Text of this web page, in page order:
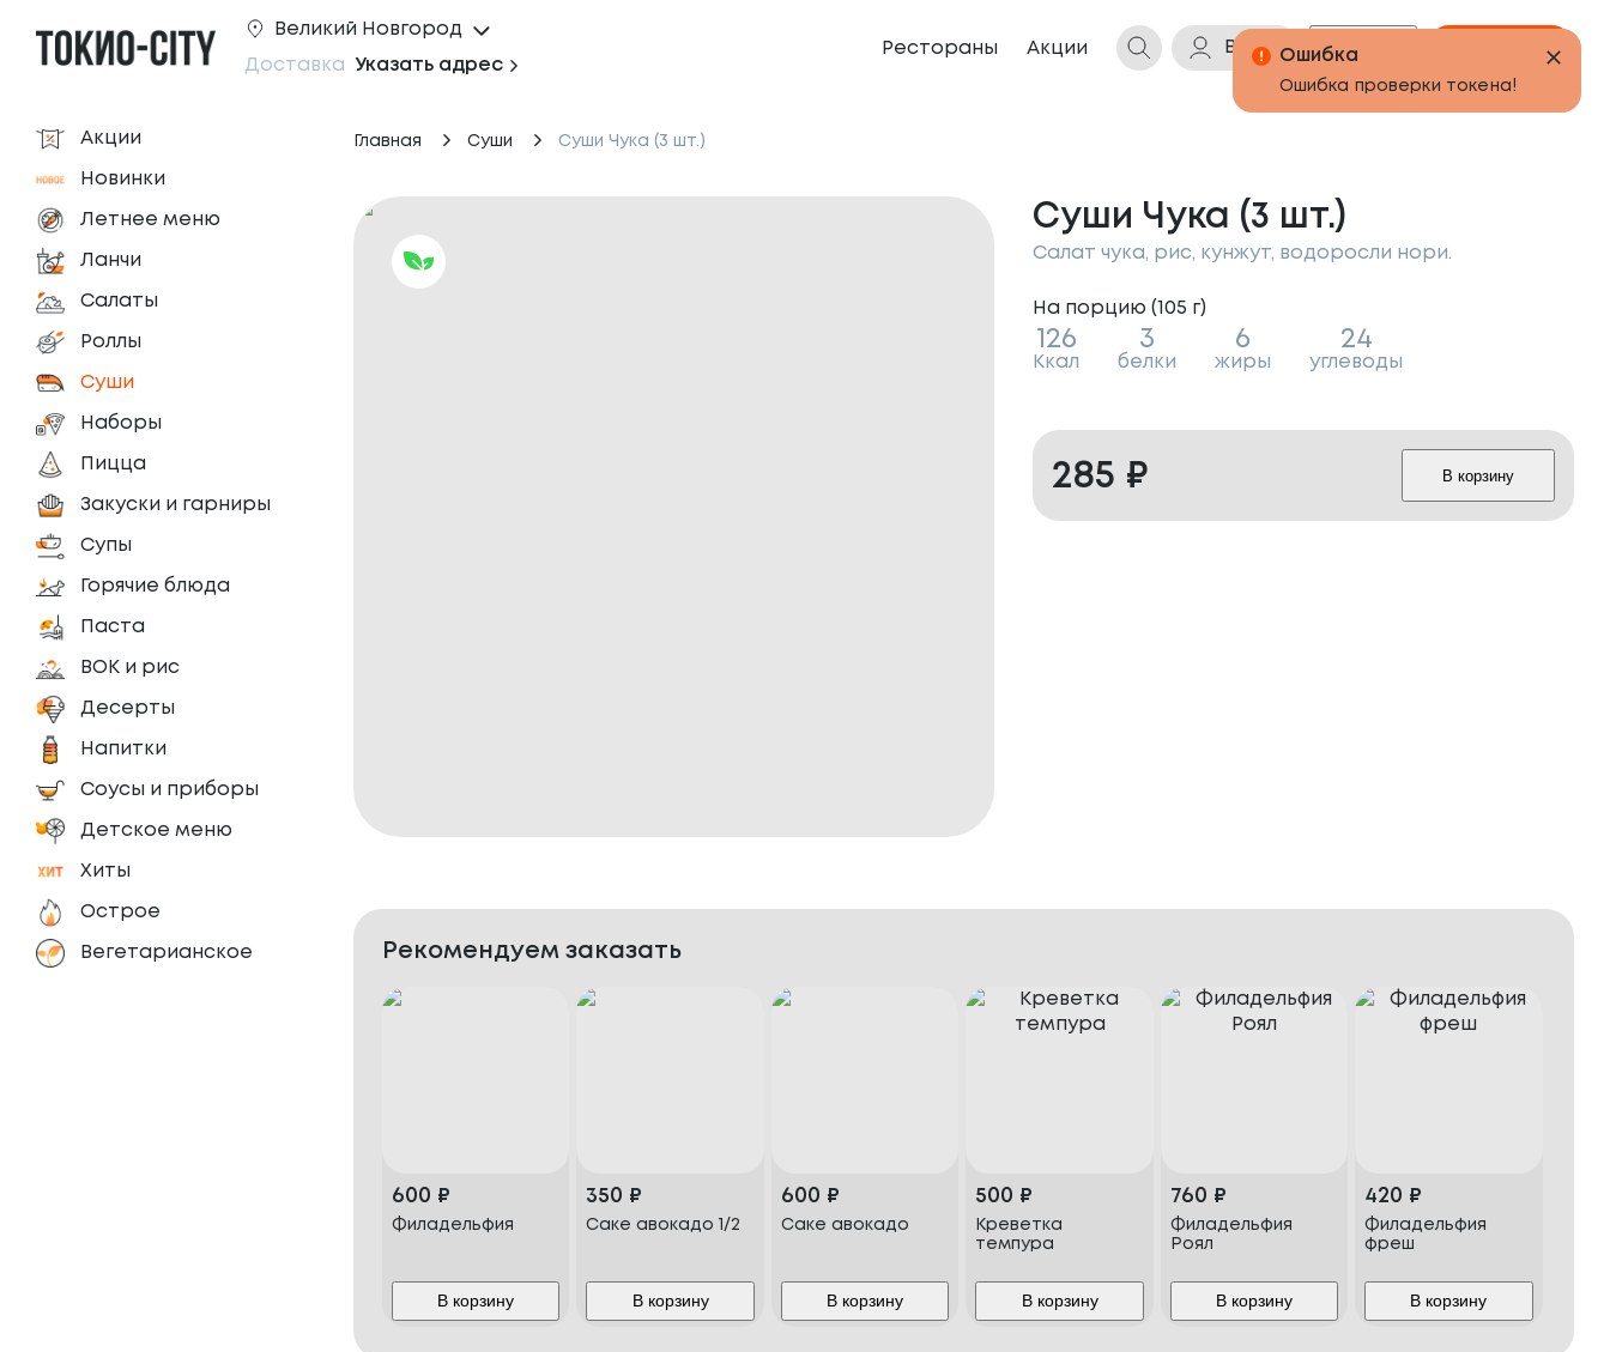
Великий Новгород
Доставка Указать адрес
Рестораны Акции Войти Бонусы Корзина
Акции
Новинки
Летнее меню
Ланчи
Салаты
Роллы
Суши
Наборы
Пицца
Закуски и гарниры
Супы
Горячие блюда
Паста
ВОК и рис
Десерты
Напитки
Соусы и приборы
Детское меню
Хиты
Острое
Вегетарианское
Главная Суши Суши Чука (3 шт.)
Суши Чука (3 шт.)
Салат чука, рис, кунжут, водоросли нори.
На порцию (105 г)
126
Ккал
3
белки
6
жиры
24
углеводы
285 ₽ В корзину
Рекомендуем заказать
600 ₽
Филадельфия
В корзину
350 ₽
Саке авокадо 1/2
В корзину
600 ₽
Саке авокадо
В корзину
500 ₽
Креветка
темпура
В корзину
760 ₽
Филадельфия
Роял
В корзину
420 ₽
Филадельфия
фреш
В корзину